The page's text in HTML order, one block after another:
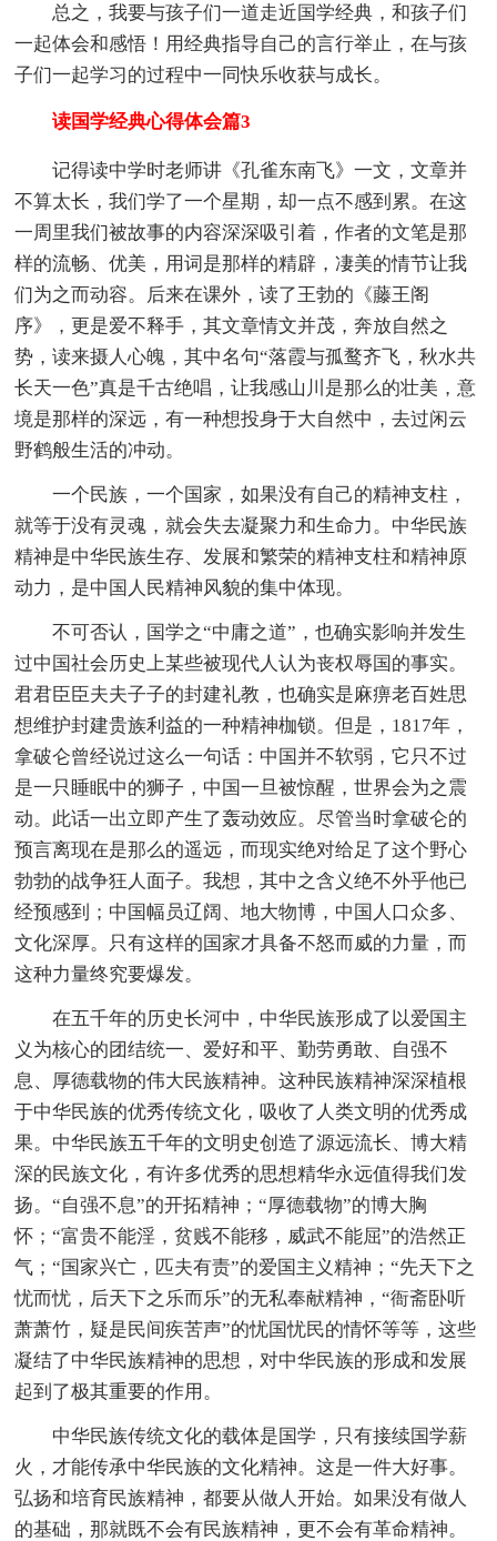
总之，我要与孩子们一道走近国学经典，和孩子们
一起体会和感悟！用经典指导自己的言行举止，在与孩
子们一起学习的过程中一同快乐收获与成长。
读国学经典心得体会篇3
记得读中学时老师讲《孔雀东南飞》一文，文章并
不算太长，我们学了一个星期，却一点不感到累。在这
一周里我们被故事的内容深深吸引着，作者的文笔是那
样的流畅、优美，用词是那样的精辟，凄美的情节让我
们为之而动容。后来在课外，读了王勃的《藤王阁
序》，更是爱不释手，其文章情文并茂，奔放自然之
势，读来摄人心魄，其中名句“落霞与孤鹜齐飞，秋水共
长天一色”真是千古绝唱，让我感山川是那么的壮美，意
境是那样的深远，有一种想投身于大自然中，去过闲云
野鹤般生活的冲动。
一个民族，一个国家，如果没有自己的精神支柱，
就等于没有灵魂，就会失去凝聚力和生命力。中华民族
精神是中华民族生存、发展和繁荣的精神支柱和精神原
动力，是中国人民精神风貌的集中体现。
不可否认，国学之“中庸之道”，也确实影响并发生
过中国社会历史上某些被现代人认为丧权辱国的事实。
君君臣臣夫夫子子的封建礼教，也确实是麻痹老百姓思
想维护封建贵族利益的一种精神枷锁。但是，1817年，
拿破仑曾经说过这么一句话：中国并不软弱，它只不过
是一只睡眠中的狮子，中国一旦被惊醒，世界会为之震
动。此话一出立即产生了轰动效应。尽管当时拿破仑的
预言离现在是那么的遥远，而现实绝对给足了这个野心
勃勃的战争狂人面子。我想，其中之含义绝不外乎他已
经预感到；中国幅员辽阔、地大物博，中国人口众多、
文化深厚。只有这样的国家才具备不怒而威的力量，而
这种力量终究要爆发。
在五千年的历史长河中，中华民族形成了以爱国主
义为核心的团结统一、爱好和平、勤劳勇敢、自强不
息、厚德载物的伟大民族精神。这种民族精神深深植根
于中华民族的优秀传统文化，吸收了人类文明的优秀成
果。中华民族五千年的文明史创造了源远流长、博大精
深的民族文化，有许多优秀的思想精华永远值得我们发
扬。“自强不息”的开拓精神；“厚德载物”的博大胸
怀；“富贵不能淫，贫贱不能移，威武不能屈”的浩然正
气；“国家兴亡，匹夫有责”的爱国主义精神；“先天下之
忧而忧，后天下之乐而乐”的无私奉献精神，“衙斋卧听
萧萧竹，疑是民间疾苦声”的忧国忧民的情怀等等，这些
凝结了中华民族精神的思想，对中华民族的形成和发展
起到了极其重要的作用。
中华民族传统文化的载体是国学，只有接续国学薪
火，才能传承中华民族的文化精神。这是一件大好事。
弘扬和培育民族精神，都要从做人开始。如果没有做人
的基础，那就既不会有民族精神，更不会有革命精神。